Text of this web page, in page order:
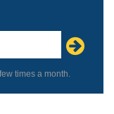
times a month.